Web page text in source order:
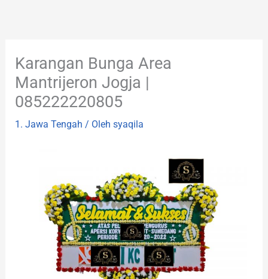
Karangan Bunga Area
Mantrijeron Jogja |
085222220805
1. Jawa Tengah / Olehsyaqila